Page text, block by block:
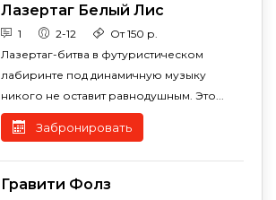
Лазертаг Белый Лис
1 2-12
От 150 р.
Лазертаг-битва в футуристическом
лабиринте под динамичную музыку
никого не оставит равнодушным. Это...
Забронировать
Гравити Фолз